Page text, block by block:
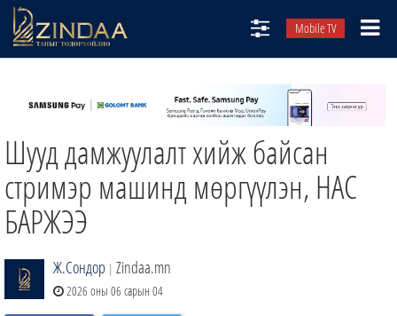
Mobile TV
ТВ8
ӨГЛӨӨНИЙ СОНИН
АУДИО ЗОХИОЛ
ЗИНДАА СЭТГҮҮЛ
Шууд дамжуулалт хийж байсан
стримэр машинд мөргүүлэн, НАС
БАРЖЭЭ
Ж.Сондор | Zindaa.mn
2026 оны 06 сарын 04